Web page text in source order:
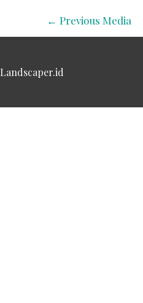
← Previous Media
Landscaper.id